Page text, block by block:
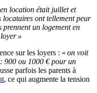
location était juillet et
ont tellement peur
prennent un logement en
»
sur les loyers : « on voit
900 ou 1000 € pour un
parfois les parents à
, ce qui augmente la tension